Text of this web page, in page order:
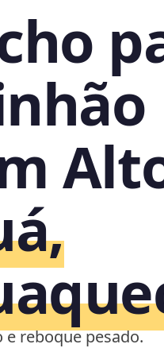
e reboque pesado.